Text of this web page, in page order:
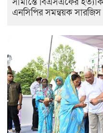
এনসিপির সমন্বয়ক সারজিস